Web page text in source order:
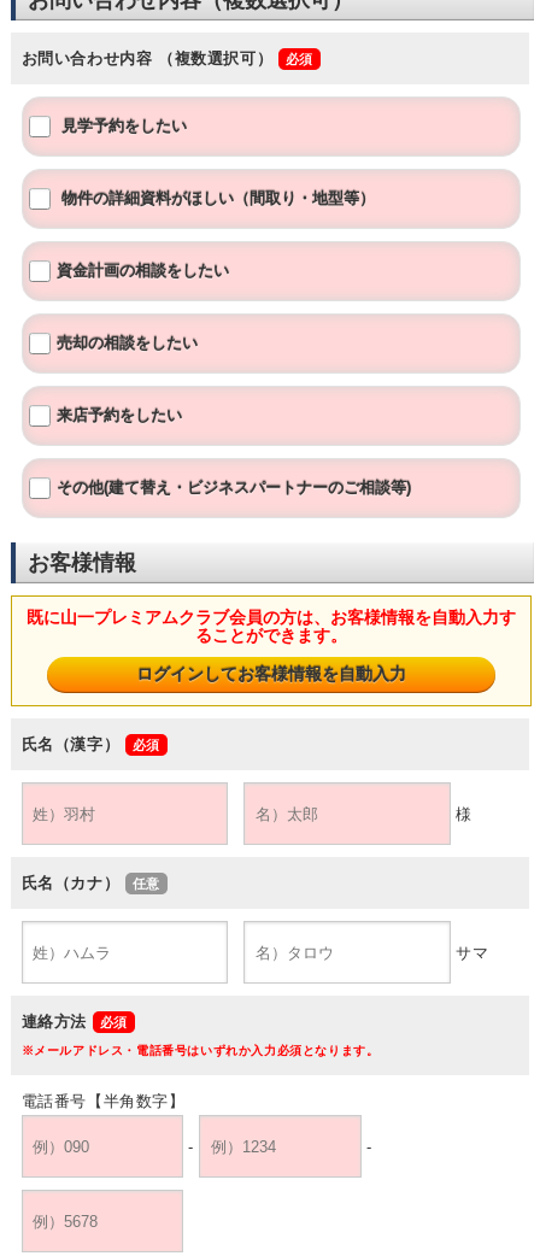
お問い合わせ内容 （複数選択可）
見学予約をしたい
物件の詳細資料がほしい（間取り・地型等）
資金計画の相談をしたい
売却の相談をしたい
来店予約をしたい
その他(建て替え・ビジネスパートナーのご相談等)
お客様情報
既に山一プレミアムクラブ会員の方は、お客様情報を自動入力す
ることができます。
氏名（漢字）
様
氏名（カナ）
サマ
連絡方法
※メールアドレス・電話番号はいずれか入力必須となります。
電話番号【半角数字】
- -